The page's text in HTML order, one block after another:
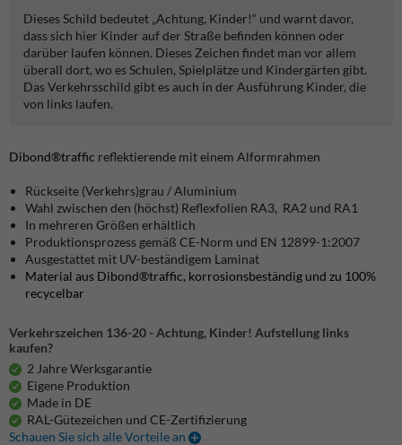
Dieses Schild bedeutet „Achtung, Kinder!“ und warnt davor,
dass sich hier Kinder auf der Straße befinden können oder
darüber laufen können. Dieses Zeichen findet man vor allem
überall dort, wo es Schulen, Spielplätze und Kindergärten gibt.
Das Verkehrsschild gibt es auch in der Ausführung Kinder, die
von links laufen.
Dibond®traffic reflektierende mit einem Alformrahmen
Rückseite (Verkehrs)grau / Aluminium
Wahl zwischen den (höchst) Reflexfolien RA3, RA2 und RA1
In mehreren Größen erhältlich
Produktionsprozess gemäß CE-Norm und EN 12899-1:2007
Ausgestattet mit UV-beständigem Laminat
Material aus Dibond®traffic, korrosionsbeständig und zu 100%
recycelbar
Verkehrszeichen 136-20 - Achtung, Kinder! Aufstellung links
kaufen?
2 Jahre Werksgarantie
Eigene Produktion
Made in DE
RAL-Gütezeichen und CE-Zertifizierung
Schauen Sie sich alle Vorteile an